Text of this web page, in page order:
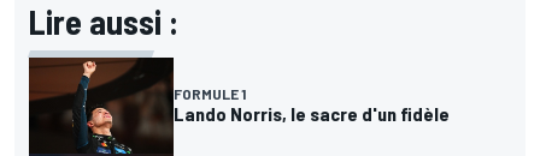
Lire aussi :
FORMULE 1
Lando Norris, le sacre d'un fidèle